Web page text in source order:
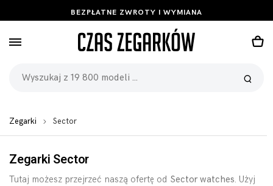
BEZPŁATNE ZWROTY I WYMIANA
Zegarki Sector
Zegarki Sector
Tutaj możesz przejrzeć naszą ofertę od Sector watches. Użyj